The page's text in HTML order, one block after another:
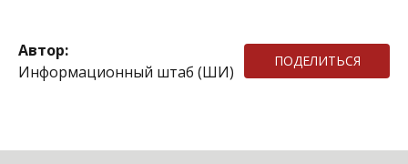
Автор:
Информационный штаб (ШИ)
ПОДЕЛИТЬСЯ